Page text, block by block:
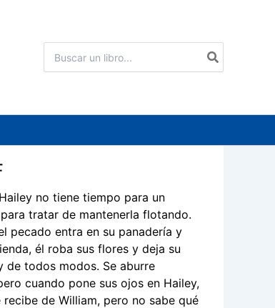
por:
no tiene tiempo para un
tratar de mantenerla flotando.
pecado entra en su panadería y
él roba sus flores y deja su
de todos modos. Se aburre
cuando pone sus ojos en Hailey,
de William, pero no sabe qué